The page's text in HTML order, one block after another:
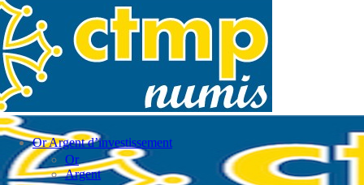
Or Argent d’investissement
Or
Argent